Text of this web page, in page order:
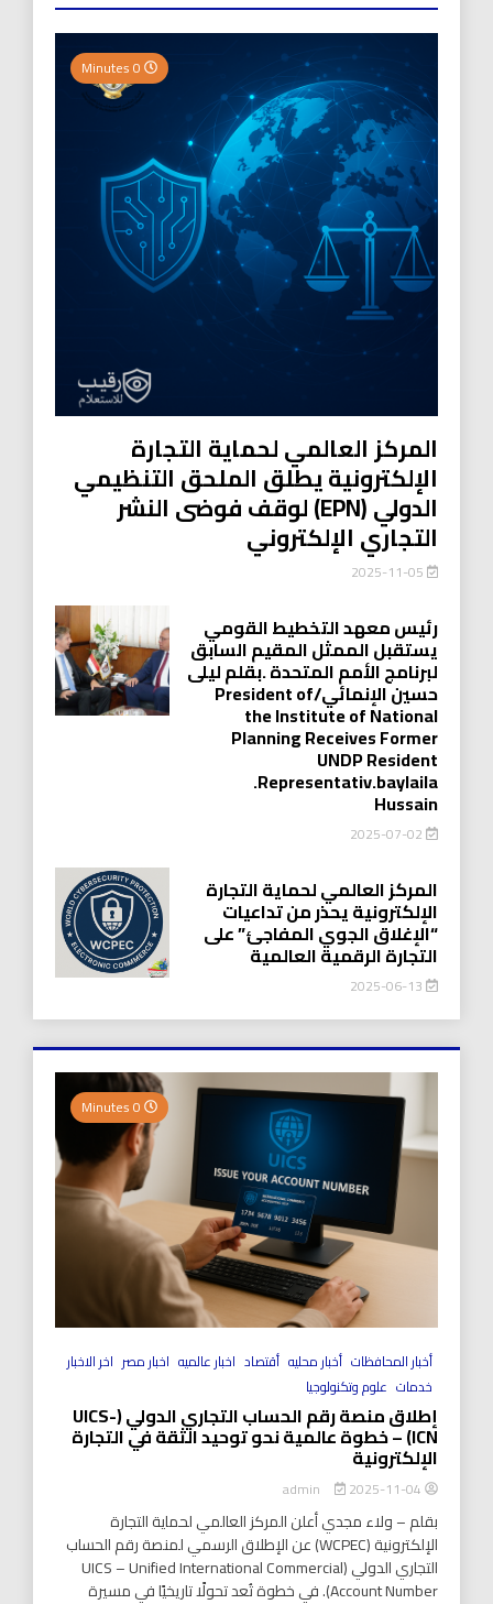
المركز العالمي لحماية التجارة
الإلكترونية يطلق الملحق التنظيمي
الدولي (EPN) لوقف فوضى النشر
التجاري الإلكتروني
رئيس معهد التخطيط القومي
يستقبل الممثل المقيم السابق
لبرنامج الأمم المتحدة .بقلم ليلى
حسين الإنمائي/President of
the Institute of National
Planning Receives Former
UNDP Resident
.Representativ.baylaila
Hussain
2025-07-02
المركز العالمي لحماية التجارة
الإلكترونية يحذر من تداعيات
“الإغلاق الجوي المفاجئ” على
التجارة الرقمية العالمية
2025-06-13
أخبار المحافظات أخبار محليه أقتصاد اخبار عالميه اخبار مصر اخر الاخبار
خدمات علوم وتكنولوجيا
إطلاق منصة رقم الحساب التجاري الدولي (UICS-
ICN) – خطوة عالمية نحو توحيد الثقة في التجارة
الإلكترونية
2025-11-04
بقلم – ولاء مجدي أعلن المركز العالمي لحماية التجارة
الإلكترونية (WCPEC) عن الإطلاق الرسمي لمنصة رقم الحساب
التجاري الدولي (UICS – Unified International Commercial
Account Number). في خطوة تُعد تحولًا تاريخيًا في مسيرة